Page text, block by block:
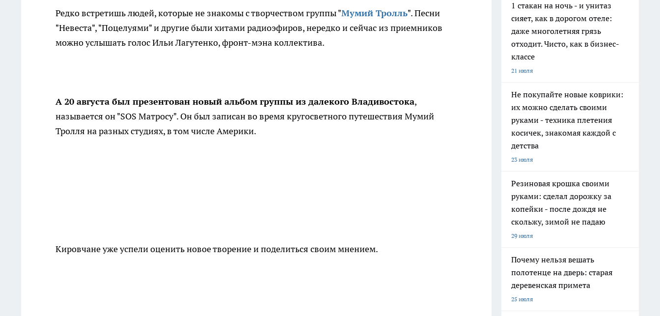
Редко встретишь людей, которые не знакомы с творчеством группы "Мумий Тролль". Песни
"Невеста", "Поцелуями" и другие были хитами радиоэфиров, нередко и сейчас из приемников
можно услышать голос Ильи Лагутенко, фронт-мэна коллектива.
А 20 августа был презентован новый альбом группы из далекого Владивостока,
называется он "SOS Матросу". Он был записан во время кругосветного путешествия Мумий
Тролля на разных студиях, в том числе Америки.
Кировчане уже успели оценить новое творение и поделиться своим мнением.
1 стакан на ночь - и унитаз
сияет, как в дорогом отеле:
даже многолетняя грязь
отходит. Чисто, как в бизнес-
классе
21 июля
Не покупайте новые коврики:
их можно сделать своими
руками - техника плетения
косичек, знакомая каждой с
детства
23 июля
Резиновая крошка своими
руками: сделал дорожку за
копейки - после дождя не
скольжу, зимой не падаю
29 июля
Почему нельзя вешать
полотенце на дверь: старая
деревенская примета
25 июля